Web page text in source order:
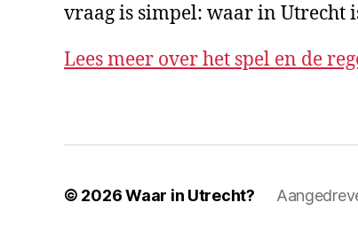
vraag is simpel: waar in Utrecht
Lees meer over het spel en de
© 2026Waar in Utrecht?